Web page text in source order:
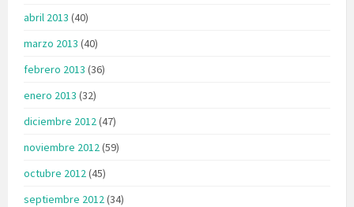
abril 2013 (40)
marzo 2013 (40)
febrero 2013 (36)
enero 2013 (32)
diciembre 2012(47)
noviembre 2012(59)
octubre 2012(45)
septiembre 2012(34)